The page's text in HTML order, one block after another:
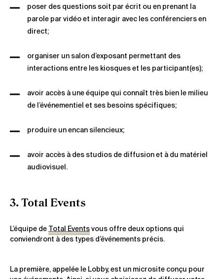
poser des questions soit par écrit ou en prenant la
parole par vidéo et interagir avec les conférenciers en
direct;
organiser un salon d’exposant permettant des
interactions entre les kiosques et les participant(es);
avoir accès à une équipe qui connaît très bien le milieu
de l’événementiel et ses besoins spécifiques;
produire un encan silencieux;
avoir accès à des studios de diffusion et à du matériel
audiovisuel.
3. Total Events
L’équipe de Total Events vous offre deux options qui
conviendront à des types d’événements précis.
La première, appelée le Lobby, est un microsite conçu pour